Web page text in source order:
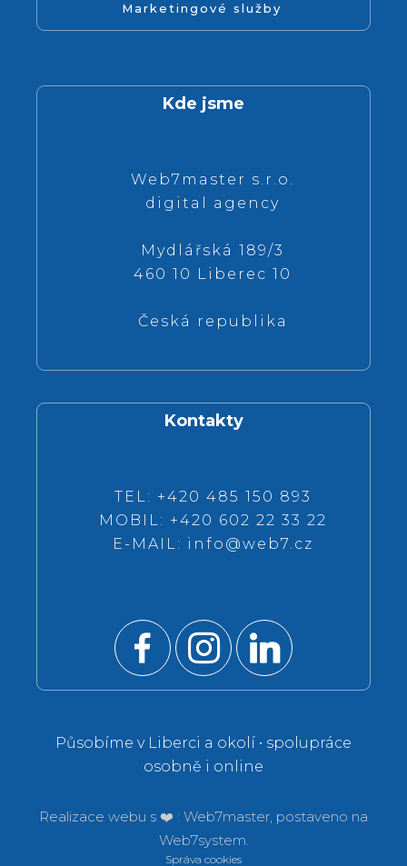
Marketingové služby
Kde jsme
Web7master s.r.o.
digital agency
Mydlářská 189/3
460 10 Liberec 10
Česká republika
Kontakty
TEL: +420 485 150 893
MOBIL: +420 602 22 33 22
E-MAIL: info@web7.cz
Působíme v Liberci a okolí • spolupráce
osobně i online
Realizace webu s ❤️ : Web7master, postaveno na
Web7system.
Správa cookies